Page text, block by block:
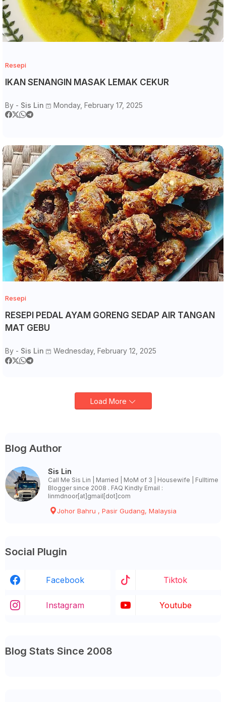
Resepi
IKAN SENANGIN MASAK LEMAK CEKUR
By - Sis Lin Monday, February 17, 2025
Resepi
RESEPI PEDAL AYAM GORENG SEDAP AIR TANGAN
MAT GEBU
By - Sis Lin Wednesday, February 12, 2025
Load More
Blog Author
Sis Lin
Call Me Sis Lin | Married | MoM of 3 | Housewife | Fulltime
Blogger since 2008 . FAQ Kindly Email :
linmdnoor[at]gmail[dot]com
Johor Bahru , Pasir Gudang, Malaysia
Social Plugin
Facebook Tiktok
Instagram Youtube
Blog Stats Since 2008